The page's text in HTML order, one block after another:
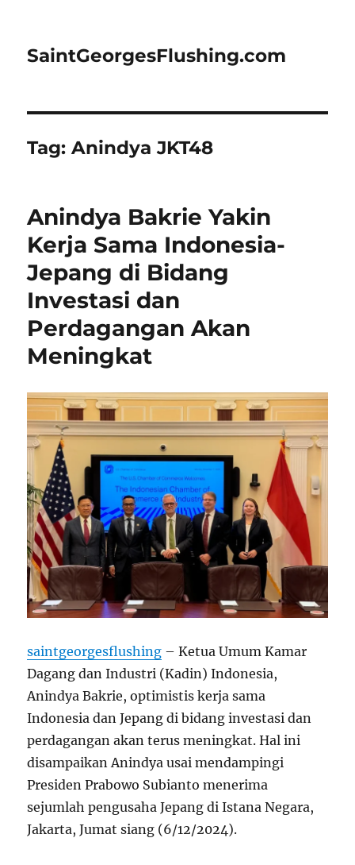
SaintGeorgesFlushing.com
Tag:Anindya JKT48
Anindya Bakrie Yakin
Kerja Sama Indonesia-
Jepang di Bidang
Investasi dan
Perdagangan Akan
Meningkat
saintgeorgesflushing – Ketua Umum Kamar
Dagang dan Industri (Kadin) Indonesia,
Anindya Bakrie, optimistis kerja sama
Indonesia dan Jepang di bidang investasi dan
perdagangan akan terus meningkat. Hal ini
disampaikan Anindya usai mendampingi
Presiden Prabowo Subianto menerima
sejumlah pengusaha Jepang di Istana Negara,
Jakarta, Jumat siang (6/12/2024).